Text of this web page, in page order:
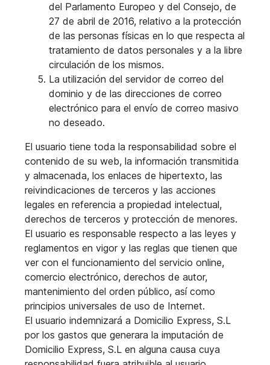
del Parlamento Europeo y del Consejo, de
27 de abril de 2016, relativo a la protección
de las personas físicas en lo que respecta al
tratamiento de datos personales y a la libre
circulación de los mismos.
La utilización del servidor de correo del
dominio y de las direcciones de correo
electrónico para el envío de correo masivo
no deseado.
El usuario tiene toda la responsabilidad sobre el
contenido de su web, la información transmitida
y almacenada, los enlaces de hipertexto, las
reivindicaciones de terceros y las acciones
legales en referencia a propiedad intelectual,
derechos de terceros y protección de menores.
El usuario es responsable respecto a las leyes y
reglamentos en vigor y las reglas que tienen que
ver con el funcionamiento del servicio online,
comercio electrónico, derechos de autor,
mantenimiento del orden público, así como
principios universales de uso de Internet.
El usuario indemnizará a Domicilio Express, S.L
por los gastos que generara la imputación de
Domicilio Express, S.L en alguna causa cuya